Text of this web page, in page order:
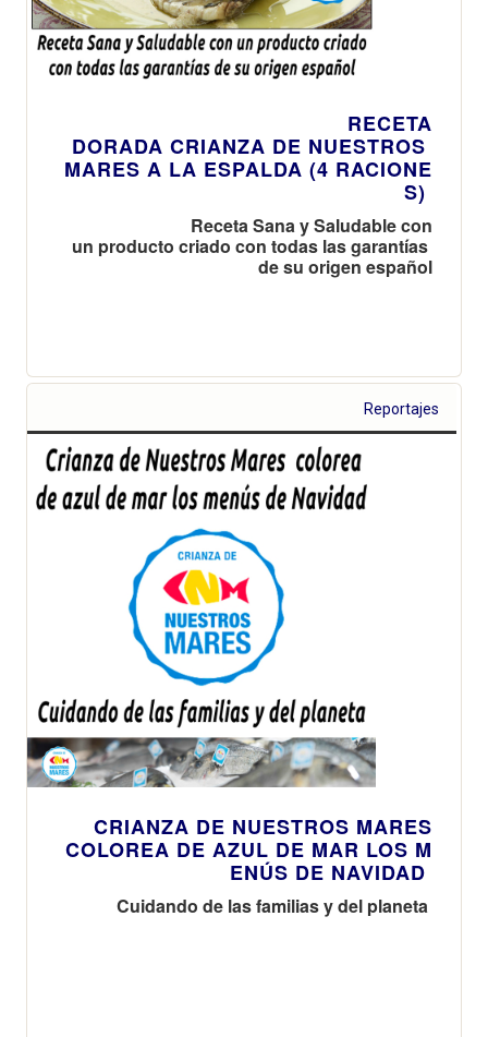
RECETA
DORADA CRIANZA DE NUESTROS
MARES A LA ESPALDA (4 RACIONE
S)
Receta Sana y Saludable con
un producto criado con todas las garantías
de su origen español
Reportajes
CRIANZA DE NUESTROS MARES
COLOREA DE AZUL DE MAR LOS M
ENÚS DE NAVIDAD
Cuidando de las familias y del planeta